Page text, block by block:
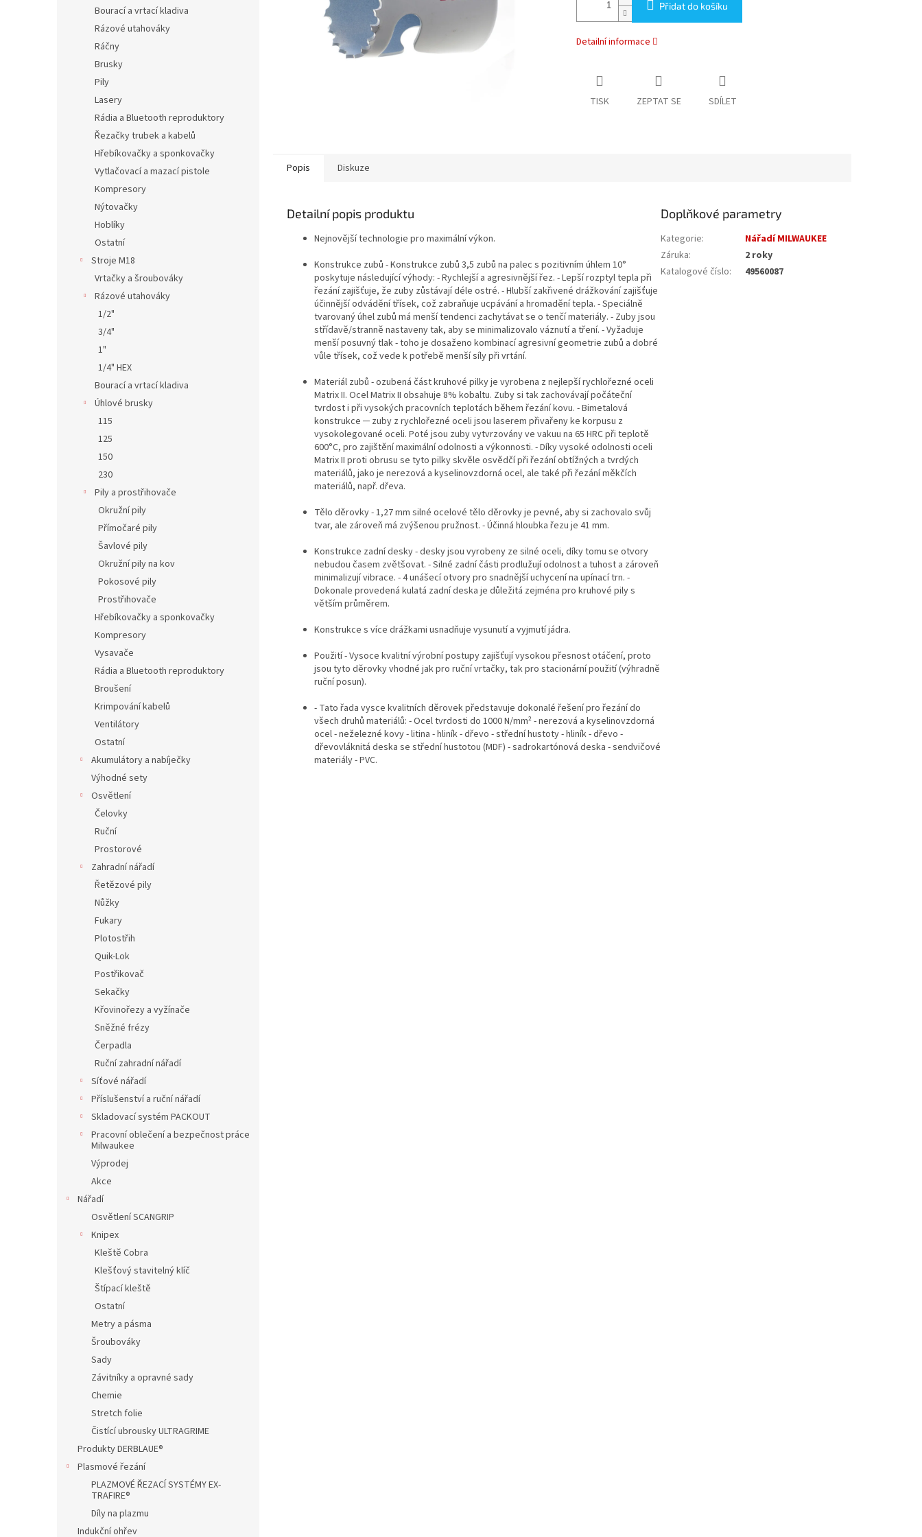
Bourací a vrtací kladiva
Rázové utahováky
Ráčny
Brusky
Pily
Lasery
Rádia a Bluetooth reproduktory
Řezačky trubek a kabelů
Hřebíkovačky a sponkovačky
Vytlačovací a mazací pistole
Kompresory
Nýtovačky
Hoblíky
Ostatní
Stroje M18
Vrtačky a šroubováky
Rázové utahováky
1/2"
3/4"
1"
1/4" HEX
Bourací a vrtací kladiva
Úhlové brusky
115
125
150
230
Pily a prostřihovače
Okružní pily
Přímočaré pily
Šavlové pily
Okružní pily na kov
Pokosové pily
Prostřihovače
Hřebíkovačky a sponkovačky
Kompresory
Vysavače
Rádia a Bluetooth reproduktory
Broušení
Krimpování kabelů
Ventilátory
Ostatní
Akumulátory a nabíječky
Výhodné sety
Osvětlení
Čelovky
Ruční
Prostorové
Zahradní nářadí
Řetězové pily
Nůžky
Fukary
Plotostřih
Quik-Lok
Postřikovač
Sekačky
Křovinořezy a vyžínače
Sněžné frézy
Čerpadla
Ruční zahradní nářadí
Síťové nářadí
Příslušenství a ruční nářadí
Skladovací systém PACKOUT
Pracovní oblečení a bezpečnost práce
Milwaukee
Výprodej
Akce
Nářadí
Osvětlení SCANGRIP
Knipex
Kleště Cobra
Klešťový stavitelný klíč
Štípací kleště
Ostatní
Metry a pásma
Šroubováky
Sady
Závitníky a opravné sady
Chemie
Stretch folie
Čistící ubrousky ULTRAGRIME
Produkty DERBLAUE®
Plasmové řezání
PLAZMOVÉ ŘEZACÍ SYSTÉMY EX-
TRAFIRE®
Díly na plazmu
Indukční ohřev
Přidat do košíku
Detailní informace
TISK ZEPTAT SE SDÍLET
Popis Diskuze
Detailní popis produktu
Nejnovější technologie pro maximální výkon.
Konstrukce zubů - Konstrukce zubů 3,5 zubů na palec s pozitivním úhlem 10°
poskytuje následující výhody: - Rychlejší a agresivnější řez. - Lepší rozptyl tepla při
řezání zajišťuje, že zuby zůstávají déle ostré. - Hlubší zakřivené drážkování zajišťuje
účinnější odvádění třísek, což zabraňuje ucpávání a hromadění tepla. - Speciálně
tvarovaný úhel zubů má menší tendenci zachytávat se o tenčí materiály. - Zuby jsou
střídavě/stranně nastaveny tak, aby se minimalizovalo váznutí a tření. - Vyžaduje
menší posuvný tlak - toho je dosaženo kombinací agresivní geometrie zubů a dobré
vůle třísek, což vede k potřebě menší síly při vrtání.
Materiál zubů - ozubená část kruhové pilky je vyrobena z nejlepší rychlořezné oceli
Matrix II. Ocel Matrix II obsahuje 8% kobaltu. Zuby si tak zachovávají počáteční
tvrdost i při vysokých pracovních teplotách během řezání kovu. - Bimetalová
konstrukce ─ zuby z rychlořezné oceli jsou laserem přivařeny ke korpusu z
vysokolegované oceli. Poté jsou zuby vytvrzovány ve vakuu na 65 HRC při teplotě
600°C, pro zajištění maximální odolnosti a výkonnosti. - Díky vysoké odolnosti oceli
Matrix II proti obrusu se tyto pilky skvěle osvědčí při řezání obtížných a tvrdých
materiálů, jako je nerezová a kyselinovzdorná ocel, ale také při řezání měkčích
materiálů, např. dřeva.
Tělo děrovky - 1,27 mm silné ocelové tělo děrovky je pevné, aby si zachovalo svůj
tvar, ale zároveň má zvýšenou pružnost. - Účinná hloubka řezu je 41 mm.
Konstrukce zadní desky - desky jsou vyrobeny ze silné oceli, díky tomu se otvory
nebudou časem zvětšovat. - Silné zadní části prodlužují odolnost a tuhost a zároveň
minimalizují vibrace. - 4 unášecí otvory pro snadnější uchycení na upínací trn. -
Dokonale provedená kulatá zadní deska je důležitá zejména pro kruhové pily s
větším průměrem.
Konstrukce s více drážkami usnadňuje vysunutí a vyjmutí jádra.
Použití - Vysoce kvalitní výrobní postupy zajišťují vysokou přesnost otáčení, proto
jsou tyto děrovky vhodné jak pro ruční vrtačky, tak pro stacionární použití (výhradně
ruční posun).
- Tato řada vysce kvalitních děrovek představuje dokonalé řešení pro řezání do
všech druhů materiálů: - Ocel tvrdosti do 1000 N/mm² - nerezová a kyselinovzdorná
ocel - neželezné kovy - litina - hliník - dřevo - střední hustoty - hliník - dřevo -
dřevovláknitá deska se střední hustotou (MDF) - sadrokartónová deska - sendvičové
materiály - PVC.
Doplňkové parametry
Kategorie:
Nářadí MILWAUKEE
Záruka:
2 roky
Katalogové číslo: 49560087